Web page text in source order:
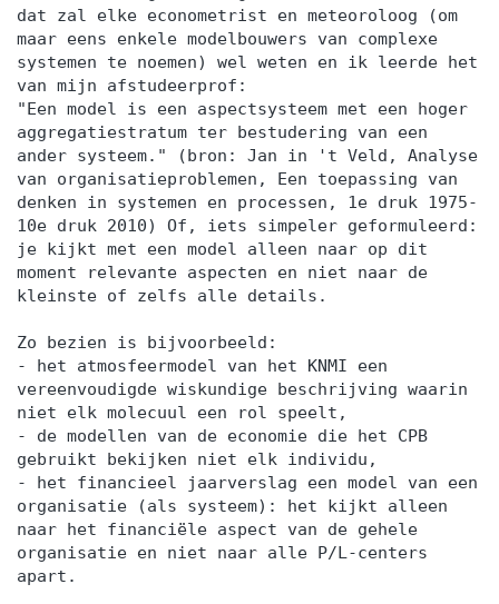
dat zal elke econometrist en meteoroloog (om
maar eens enkele modelbouwers van complexe
systemen te noemen) wel weten en ik leerde het
van mijn afstudeerprof:
"Een model is een aspectsysteem met een hoger
aggregatiestratum ter bestudering van een
ander systeem." (bron: Jan in 't Veld, Analyse
van organisatieproblemen, Een toepassing van
denken in systemen en processen, 1e druk 1975-
10e druk 2010) Of, iets simpeler geformuleerd:
je kijkt met een model alleen naar op dit
moment relevante aspecten en niet naar de
kleinste of zelfs alle details.
Zo bezien is bijvoorbeeld:
- het atmosfeermodel van het KNMI een
vereenvoudigde wiskundige beschrijving waarin
niet elk molecuul een rol speelt,
- de modellen van de economie die het CPB
gebruikt bekijken niet elk individu,
- het financieel jaarverslag een model van een
organisatie (als systeem): het kijkt alleen
naar het financiële aspect van de gehele
organisatie en niet naar alle P/L-centers
apart.